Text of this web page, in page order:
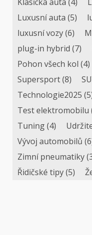
Klasická auta (4)
Luxusní auta (5)
luxusní vozy(6)
plug-in hybrid (7)
Pohon všech kol (4)
Supersport(8)
Technologie2025
Test elektromobilu
Tuning(4)
Vývoj automobilů
Zimní pneumatiky
Řidičské tipy(5)